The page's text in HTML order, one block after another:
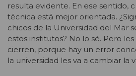
resulta evidente. En ese sentido,
técnica está mejor orientada.
chicos de la Universidad del Mar
estos institutos? No lo sé. Pero
cierren, porque hay un error
la universidad les va a cambiar la